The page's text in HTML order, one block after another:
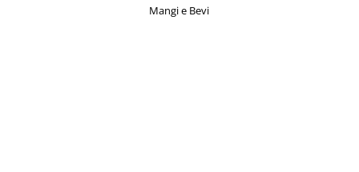
Mangi e Bevi